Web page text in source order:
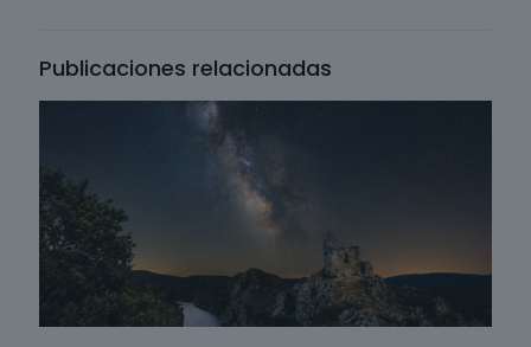
Publicaciones relacionadas